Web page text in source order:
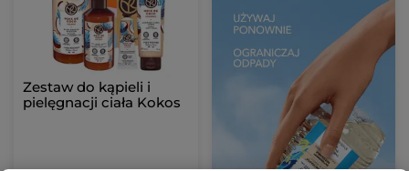
Zestaw do kąpieli i
pielęgnacji ciała Kokos